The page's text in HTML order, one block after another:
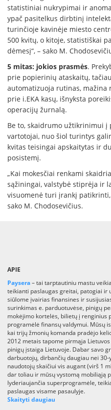
statistiniai nukrypimai ir
ypač pasitelkus dirbtinį
turinčioje kavinėje miesto
500 kvitų, o kitoje, statistiškai
dėmesį“, – sako M.
5 mitas: jokios prasmės.
prie popierinių ataskaitų,
automatizuoja rutinas, mažina
prie i.EKA kasų, išnyksta
operacijų žurnalą.
Be to, skaidrumo užtikrinimui į
vartotojai, nuo šiol turintys
kvitas teisingai apskaitytas ir
posistemį.
„Kai mokesčiai renkami
sąžiningai, valstybė stiprėja ir
visuomenė turi įrankį patikrinti,
sako M. Chodosevičius.
APIE
Paysera– tai tarptautiniu mastu
teikianti paslaugas greitai, patogiai ir
siūlome įvairias finansines ir
surinkimas e. parduotuvėse, pinigų
mokėjimo kortelės, bilietų į
programėlė finansų valdymui. Mūsų
kai trijų žmonių komanda pradėjo
2012 metais tapome pirmąja
pinigų įstaiga Lietuvoje. Dabar savo
darbuotojų, dirbančių daugiau nei
naudotojų skaičiui vis augant (virš 1
dar toliau ir mūsų vystomą mobiliąją
lyderiaujančia superprogramėle,
paslaugas visame pasaulyje.
Skaityti daugiau